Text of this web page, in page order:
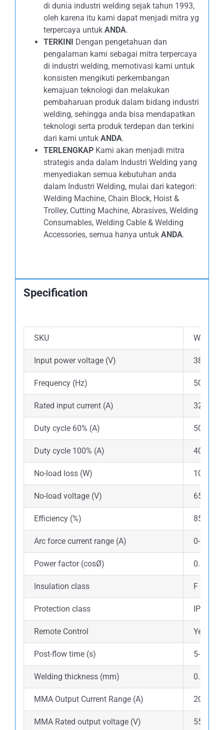
di dunia industri welding sejak tahun 1993,
oleh karena itu kami dapat menjadi mitra yg
terpercaya untuk ANDA.
TERKINI Dengan pengetahuan dan
pengalaman kami sebagai mitra terpercaya
di industri welding, memotivasi kami untuk
konsisten mengikuti perkembangan
kemajuan teknologi dan melakukan
pembaharuan produk dalam bidang industri
welding, sehingga anda bisa mendapatkan
teknologi serta produk terdepan dan terkini
dari kami untuk ANDA.
TERLENGKAPKami akan menjadi mitra
strategis anda dalam Industri Welding yang
menyediakan semua kebutuhan anda
dalam Industri Welding, mulai dari kategori:
Welding Machine, Chain Block, Hoist &
Trolley, Cutting Machine, Abrasives, Welding
Consumables, Welding Cable & Welding
Accessories, semua hanya untuk ANDA.
Specification
SKU
Input power voltage (V) 380
Frequency (Hz) 50/60
Rated input current (A) 32.50
Duty cycle 60% (A) 500
Duty cycle 100% (A) 400
No-load loss (W) 100
No-load voltage (V) 65
Efficiency (%) 85
Arc force current range (A) 0-100
Power factor (cosØ) 0.93
Insulation class F
Protection class IP21S
Remote Control Yes
Post-flow time (s) 5-25
Welding thickness (mm) 0.5-18
MMA Output Current Range (A) 20-500
MMA Rated output voltage (V) 55.00